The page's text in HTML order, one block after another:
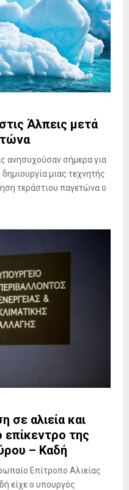
Άλπεις μετά
ανησυχούσαν σήμερα για
μιας τεχνητής
τεράστιου παγετώνα ο
σε αλιεία και
επίκεντρο της
– Καδή
Επίτροπο Αλιείας
είχε ο υπουργός